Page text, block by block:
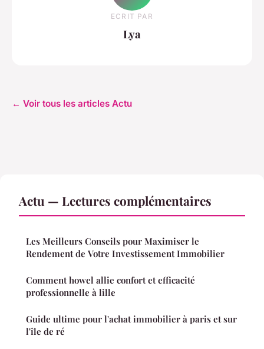
ECRIT PAR
Lya
← Voir tous les articles Actu
Actu — Lectures complémentaires
Les Meilleurs Conseils pour Maximiser le
Rendement de Votre Investissement Immobilier
Comment howel allie confort et efficacité
professionnelle à lille
Guide ultime pour l'achat immobilier à paris et sur
l'île de ré